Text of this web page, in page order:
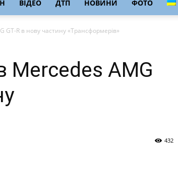
ВІДЕО ДТП НОВИНИ ФОТО
GT-R в нову частину «Трансформерів»
Mercedes AMG
432